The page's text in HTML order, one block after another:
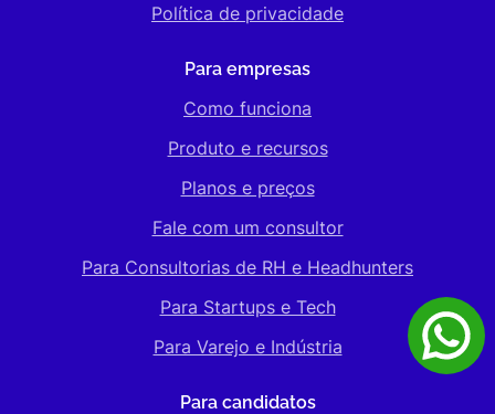
Política de privacidade
Para empresas
Como funciona
Produto e recursos
Planos e preços
Fale com um consultor
Para Consultorias de RH e Headhunters
Para Startups e Tech
Para Varejo e Indústria
Para candidatos